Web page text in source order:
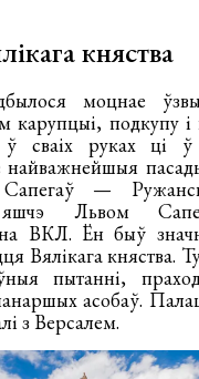
княства
моцнае
карупцыі, подкупу
ў сваіх руках ці
найважнейшыя
—
яшчэ Львом
ВКЛ. Ён быў
Вялікага княства.
пытанні,
асобаў.
з Версалем.